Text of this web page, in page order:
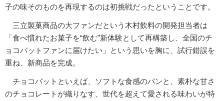
子の味そのものを再現するのは初挑戦だったということです。
三立製菓商品の大ファンだという木村飲料の開発担当者は
「食べ慣れたお菓子を“飲む”新体験として再構築し、全国のチ
ョコバットファンに届けたい」という思いを胸に、試行錯誤を
重ね、新商品を完成。
チョコバットといえば、ソフトな食感のパンと、素朴な甘さ
のチョコレートが織りなす、世代を超えて愛される味わいが特